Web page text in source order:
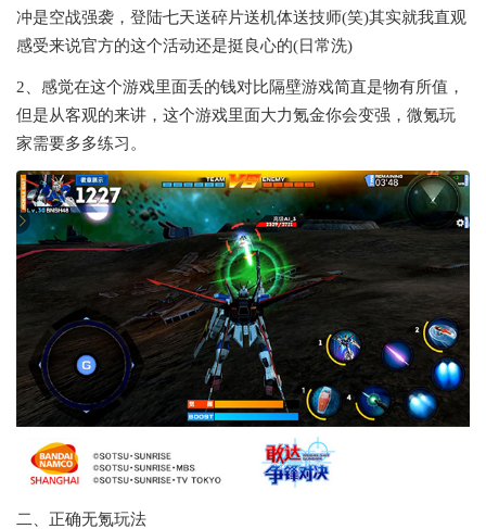
冲是空战强袭，登陆七天送碎片送机体送技师(笑)其实就我直观
感受来说官方的这个活动还是挺良心的(日常洗)
2、感觉在这个游戏里面丢的钱对比隔壁游戏简直是物有所值，
但是从客观的来讲，这个游戏里面大力氪金你会变强，微氪玩
家需要多多练习。
二、正确无氪玩法